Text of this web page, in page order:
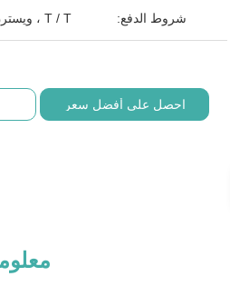
شروط الدفع: T / T ، ويسترن يونيون ، باي بال
احصل على أفضل سعر